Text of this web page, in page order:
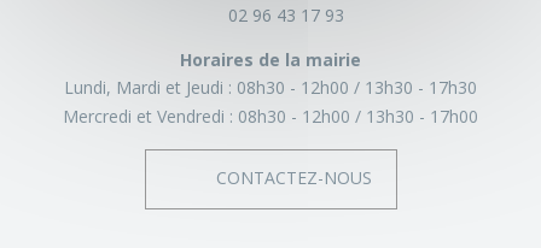
02 96 43 17 93
Horaires de la mairie
Lundi, Mardi et Jeudi : 08h30 - 12h00
13h30 - 17h30
Mercredi et Vendredi : 08h30 - 12h00 13h30 - 17h00
CONTACTEZ-NOUS